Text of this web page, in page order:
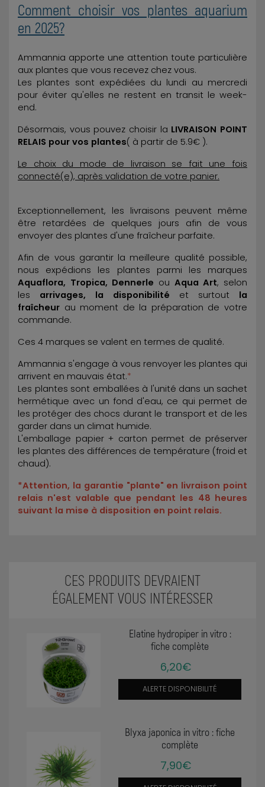
Comment choisir vos plantes aquarium
en 2025?
Ammannia apporte une attention toute particulière
aux plantes que vous recevez chez vous.
Les plantes sont expédiées du lundi au mercredi
pour éviter qu'elles ne restent en transit le week-
end.
Désormais, vous pouvez choisir la LIVRAISON POINT
RELAIS pour vos plantes( à partir de 5.9€ ).
Le choix du mode de livraison se fait une fois
connecté(e), après validation de votre panier.
Exceptionnellement, les livraisons peuvent même
être retardées de quelques jours afin de vous
envoyer des plantes d'une fraîcheur parfaite.
Afin de vous garantir la meilleure qualité possible,
nous expédions les plantes parmi les marques
Aquaflora, Tropica, Dennerle ou Aqua Art, selon
les arrivages, la disponibilité et surtout la
fraîcheur au moment de la préparation de votre
commande.
Ces 4 marques se valent en termes de qualité.
Ammannia s'engage à vous renvoyer les plantes qui
arrivent en mauvais état.*
Les plantes sont emballées à l'unité dans un sachet
hermétique avec un fond d'eau, ce qui permet de
les protéger des chocs durant le transport et de les
garder dans un climat humide.
L'emballage papier + carton permet de préserver
les plantes des différences de température (froid et
chaud).
*Attention, la garantie "plante" en livraison point
relais n'est valable que pendant les 48 heures
suivant la mise à disposition en point relais.
CES PRODUITS DEVRAIENT
ÉGALEMENT VOUS INTÉRESSER
Elatine hydropiper in vitro :
fiche complète
6,20€
ALERTE DISPONIBILITÉ
Blyxa japonica in vitro : fiche
complète
7,90€